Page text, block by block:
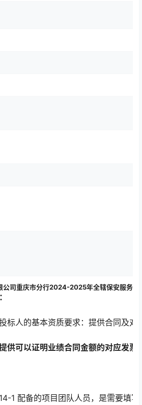
公司重庆市分行2024-2025年全辖保安服务项
标人的基本资质要求：提供合同及
供可以证明业绩合同金额的对应发
1 配备的项目团队人员，是需要填